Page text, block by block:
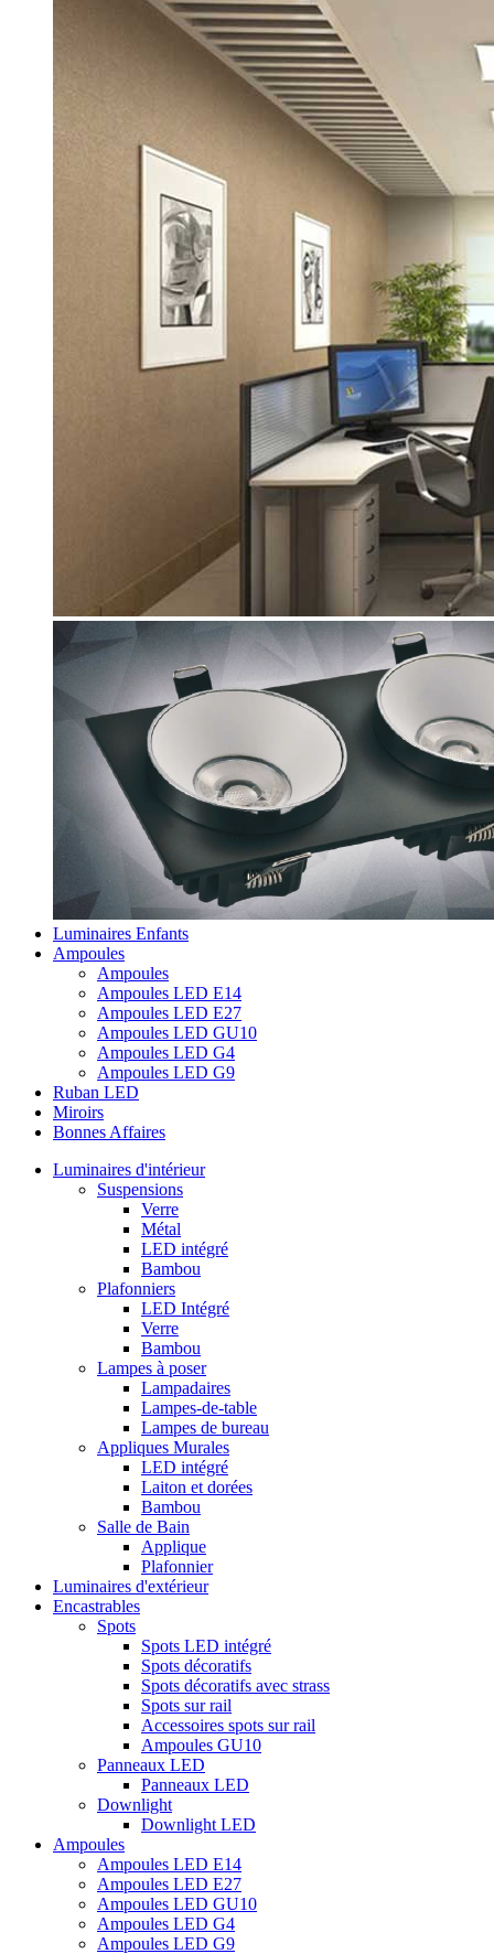
Luminaires Enfants
Ampoules
Ampoules
Ampoules LED E14
Ampoules LED E27
Ampoules LED GU10
Ampoules LED G4
Ampoules LED G9
Ruban LED
Miroirs
Bonnes Affaires
Luminaires d'intérieur
Suspensions
Verre
Métal
LED intégré
Bambou
Plafonniers
LED Intégré
Verre
Bambou
Lampes à poser
Lampadaires
Lampes-de-table
Lampes de bureau
Appliques Murales
LED intégré
Laiton et dorées
Bambou
Salle de Bain
Applique
Plafonnier
Luminaires d'extérieur
Encastrables
Spots
Spots LED intégré
Spots décoratifs
Spots décoratifs avec strass
Spots sur rail
Accessoires spots sur rail
Ampoules GU10
Panneaux LED
Panneaux LED
Downlight
Downlight LED
Ampoules
Ampoules LED E14
Ampoules LED E27
Ampoules LED GU10
Ampoules LED G4
Ampoules LED G9